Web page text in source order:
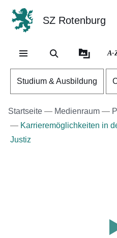
SZ Rotenburg
A-
Studium & Ausbildung
Startseite Medienraum
Karrieremöglichkeiten in
Justiz